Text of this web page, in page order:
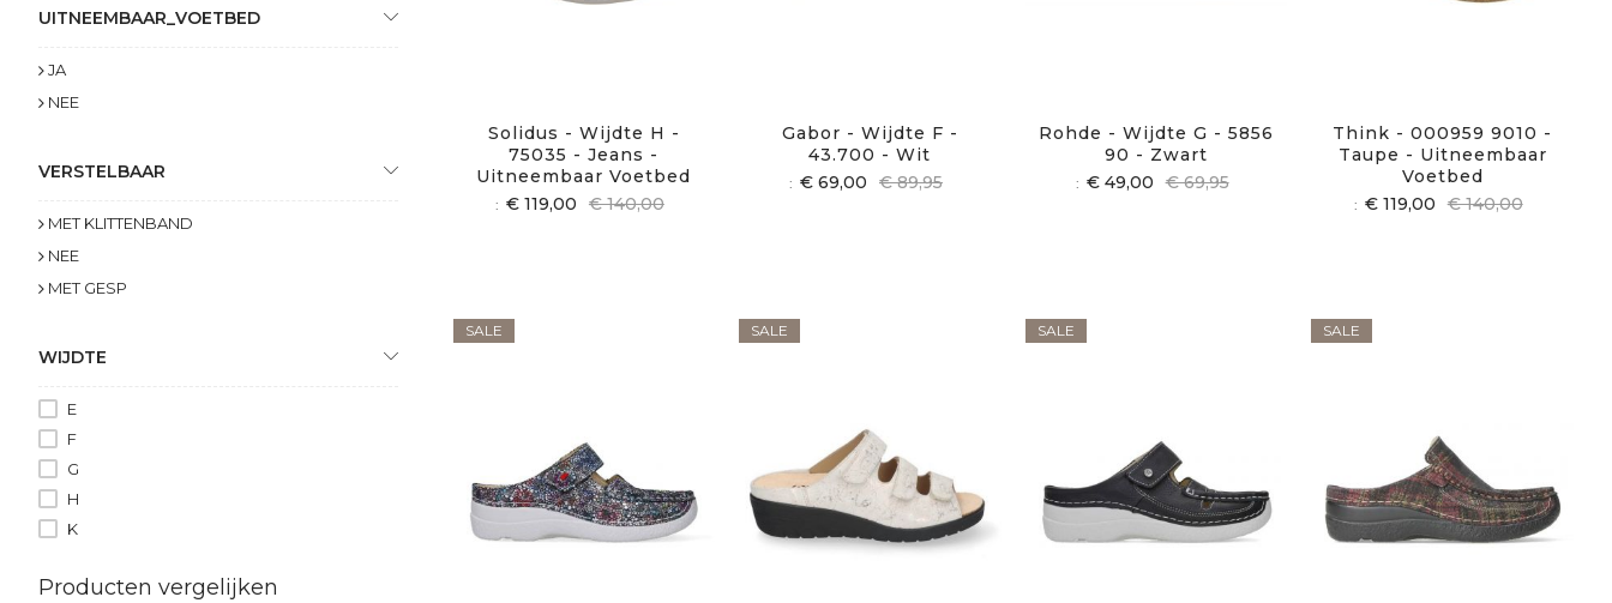
Solidus - Wijdte H -
75035 - Jeans -
Uitneembaar Voetbed
€ 119,00
€ 140,00
Gabor - Wijdte F -
43.700 - Wit
€ 69,00
€ 89,95
Rohde - Wijdte G - 5856
90 - Zwart
€ 49,00 € 69,95
Think - 000959 9010 -
Taupe - Uitneembaar
Voetbed
€ 119,00 € 140,00
SALE SALE SALE SALE
UITNEEMBAAR_VOETBED
JA
NEE
VERSTELBAAR
MET KLITTENBAND
NEE
MET GESP
WIJDTE
E
F
G
H
K
Producten vergelijken